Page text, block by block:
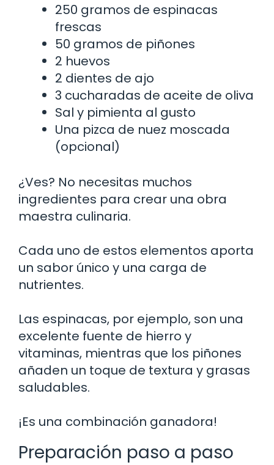
250 gramos de espinacas
frescas
50 gramos de piñones
2 huevos
2 dientes de ajo
3 cucharadas de aceite de oliva
Sal y pimienta al gusto
Una pizca de nuez moscada
(opcional)
¿Ves? No necesitas muchos
ingredientes para crear una obra
maestra culinaria.
Cada uno de estos elementos aporta
un sabor único y una carga de
nutrientes.
Las espinacas, por ejemplo, son una
excelente fuente de hierro y
vitaminas, mientras que los piñones
añaden un toque de textura y grasas
saludables.
¡Es una combinación ganadora!
Preparación paso a paso